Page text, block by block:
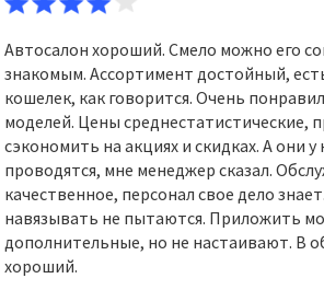
Автосалон хороший. Смело можно его
знакомым. Ассортимент достойный,
кошелек, как говорится. Очень
моделей. Цены среднестатистические,
сэкономить на акциях и скидках. А они у
проводятся, мне менеджер сказал.
качественное, персонал свое дело
навязывать не пытаются. Приложить
дополнительные, но не настаивают. В
хороший.